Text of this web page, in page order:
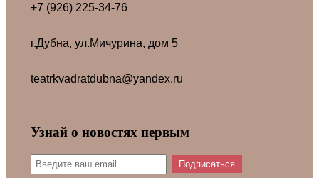
+7 (926) 225-34-76
г.Дубна, ул.Мичурина, дом 5
teatrkvadratdubna@yandex.ru
Узнай о новостях первым
Подписаться